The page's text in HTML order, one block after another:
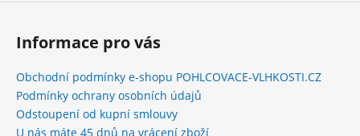
Informace pro vás
Obchodní podmínky e-shopu POHLCOVACE-VLHKOSTI.CZ
Podmínky ochrany osobních údajů
Odstoupení od kupní smlouvy
U nás máte 45 dnů na vrácení zboží